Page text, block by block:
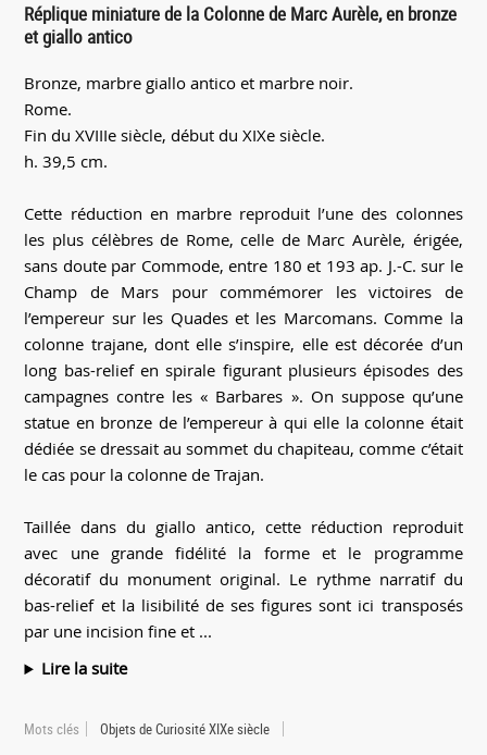
Réplique miniature de la Colonne de Marc Aurèle, en bronze
et giallo antico
Bronze, marbre giallo antico et marbre noir.
Rome.
Fin du XVIIIe siècle, début du XIXe siècle.
h. 39,5 cm.
Cette réduction en marbre reproduit l’une des colonnes
les plus célèbres de Rome, celle de Marc Aurèle, érigée,
sans doute par Commode, entre 180 et 193 ap. J.-C. sur le
Champ de Mars pour commémorer les victoires de
l’empereur sur les Quades et les Marcomans. Comme la
colonne trajane, dont elle s’inspire, elle est décorée d’un
long bas-relief en spirale figurant plusieurs épisodes des
campagnes contre les « Barbares ». On suppose qu’une
statue en bronze de l’empereur à qui elle la colonne était
dédiée se dressait au sommet du chapiteau, comme c’était
le cas pour la colonne de Trajan.
Taillée dans du giallo antico, cette réduction reproduit
avec une grande fidélité la forme et le programme
décoratif du monument original. Le rythme narratif du
bas-relief et la lisibilité de ses figures sont ici transposés
par une incision fine et ...
Lire la suite
Mots clés Objets de Curiosité XIXe siècle